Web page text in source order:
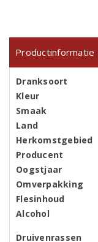
Productinformatie
Dranksoort
Kleur
Smaak
Land
Herkomstgebied
Producent
Oogstjaar
Omverpakking
Flesinhoud
Alcohol
Druivenrassen